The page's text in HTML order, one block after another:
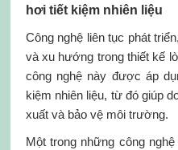
hơi tiết kiệm nhiên liệu
Công nghệ liên tục phát
và xu hướng trong thiết kế
công nghệ này được áp
kiệm nhiên liệu, từ đó giúp
xuất và bảo vệ môi trường.
Một trong những công